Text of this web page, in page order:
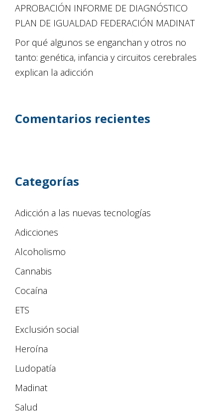
APROBACIÓN INFORME DE DIAGNÓSTICO
PLAN DE IGUALDAD FEDERACIÓN MADINAT
Por qué algunos se enganchan y otros no
tanto: genética, infancia y circuitos cerebrales
explican la adicción
Comentarios recientes
Categorías
Adicción a las nuevas tecnologías
Adicciones
Alcoholismo
Cannabis
Cocaína
ETS
Exclusión social
Heroína
Ludopatía
Madinat
Salud